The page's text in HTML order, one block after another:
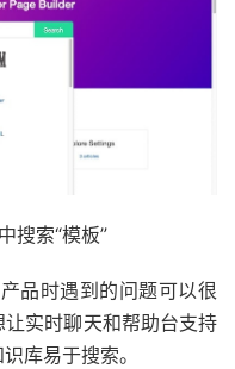
搜索“模板”
品时遇到的问题可以很
实时聊天和帮助台支持
库易于搜索。